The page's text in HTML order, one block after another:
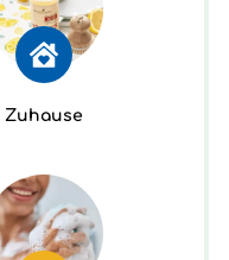
Zuhause